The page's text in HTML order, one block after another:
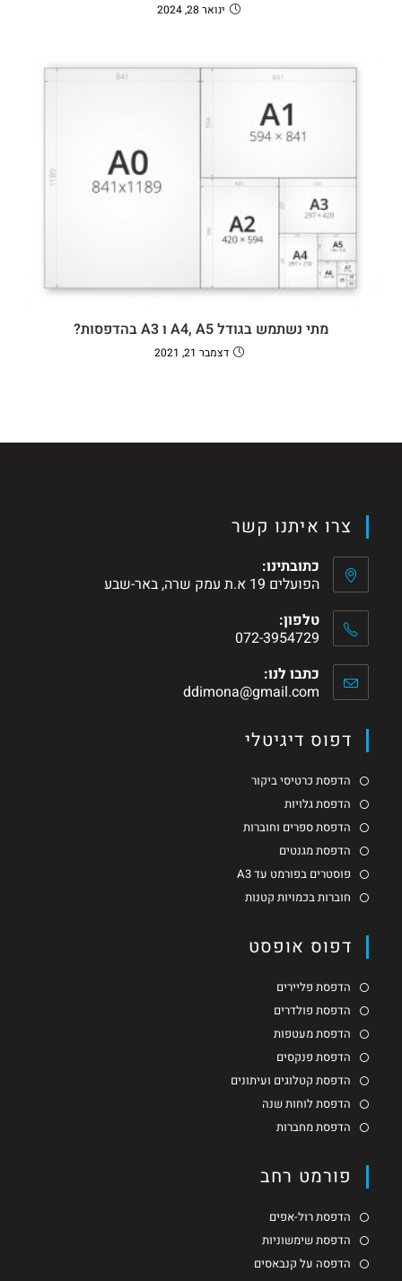
ינואר 28, 2024
מתי נשתמש בגודל A4, A5 ו A3 בהדפסות?
דצמבר 21, 2021
צרו איתנו קשר
כתובתינו:
הפועלים 19 א.ת עמק שרה, באר-שבע
טלפון:
072-3954729
כתבו לנו:
ddimona@gmail.com
דפוס דיגיטלי
הדפסת כרטיסי ביקור
הדפסת גלויות
הדפסת ספרים וחוברות
הדפסת מגנטים
פוסטרים בפורמט עד A3
חוברות בכמויות קטנות
דפוס אופסט
הדפסת פליירים
הדפסת פולדרים
הדפסת מעטפות
הדפסת פנקסים
הדפסת קטלוגים ועיתונים
הדפסת לוחות שנה
הדפסת מחברות
פורמט רחב
הדפסת רול-אפים
הדפסת שימשוניות
הדפסה על קנבאסים